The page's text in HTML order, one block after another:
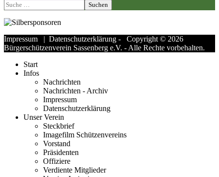
Suchen
Impressum | Datenschutzerklärung - Copyright © 2026
Bürgerschützenverein Sassenberg e.V. - Alle Rechte vorbehalten.
Start
Infos
Nachrichten
Nachrichten - Archiv
Impressum
Datenschutzerklärung
Unser Verein
Steckbrief
Imagefilm Schützenvereins
Vorstand
Präsidenten
Offiziere
Verdiente Mitglieder